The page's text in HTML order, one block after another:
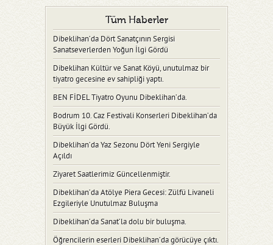
Tüm Haberler
Dibeklihan’da Dört Sanatçının Sergisi
Sanatseverlerden Yoğun İlgi Gördü
Dibeklihan Kültür ve Sanat Köyü, unutulmaz bir
tiyatro gecesine ev sahipliği yaptı.
BEN FİDEL Tiyatro Oyunu Dibeklihan’da.
Bodrum 10. Caz Festivali Konserleri Dibeklihan’da
Büyük İlgi Gördü.
Dibeklihan’da Yaz Sezonu Dört Yeni Sergiyle
Açıldı
Ziyaret Saatlerimiz Güncellenmiştir.
Dibeklihan’da Atölye Piera Gecesi: Zülfü Livaneli
Ezgileriyle Unutulmaz Buluşma
Dibeklihan’da Sanat’la dolu bir buluşma.
Öğrencilerin eserleri Dibeklihan’da görücüye çıktı.